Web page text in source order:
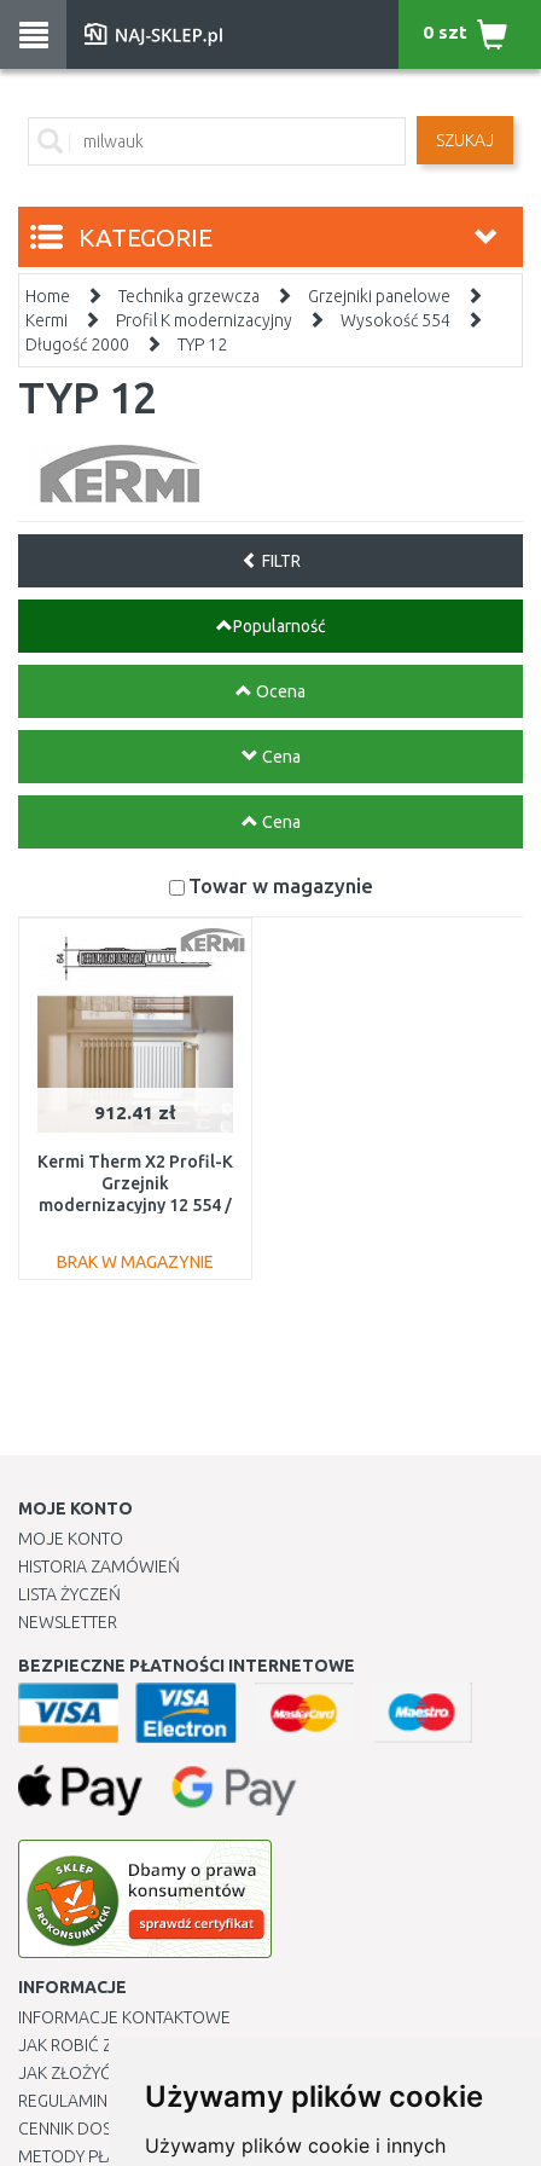
Używamy plików cookie
Używamy plików cookie i innych
SZUKAJ
0 szt
KATEGORIE
Home Technika grzewcza
Grzejniki panelowe
Kermi
Profil K modernizacyjny
Wysokość 554
Długość 2000
TYP 12
TYP 12
FILTR
Popularność
Ocena
Cena
Cena
Towar w magazynie
912.41 zł
Kermi Therm X2 Profil-K
Grzejnik
modernizacyjny 12 554 /
BRAK W MAGAZYNIE
MOJE KONTO
MOJE KONTO
HISTORIA ZAMÓWIEŃ
LISTA ŻYCZEŃ
NEWSLETTER
BEZPIECZNE PŁATNOŚCI INTERNETOWE
INFORMACJE
INFORMACJE KONTAKTOWE
JAK ROBIĆ ZAKUPY ?
JAK ZŁOŻYĆ REKLAMACJĘ
REGULAMIN
CENNIK DOSTAWY
METODY PŁATNOŚCI